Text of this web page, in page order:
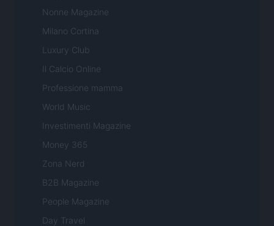
Nonne Magazine
Milano Cortina
Luxury Club
Il Calcio Online
Professione mamma
World Music
Investimenti Magazine
Money 365
Zona Nerd
B2B Magazine
People Magazine
Day Travel